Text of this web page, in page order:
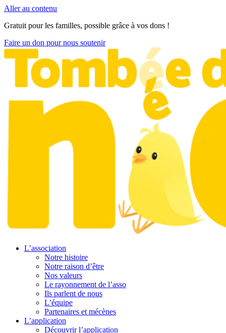
Aller au contenu
Gratuit pour les familles, possible grâce à vos dons !
Faire un don pour nous soutenir
L’association
Notre histoire
Notre raison d’être
Nos valeurs
Le rayonnement de l’asso
Ils parlent de nous
L’équipe
Partenaires et mécènes
L’application
Découvrir l’application